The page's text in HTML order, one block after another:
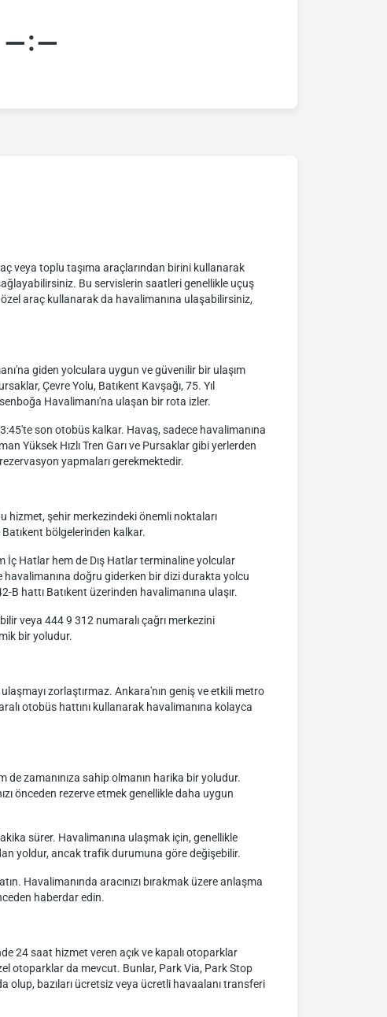
–:–
veya toplu taşıma araçlarından birini kullanarak
Bu servislerin saatleri genellikle uçuş
araç kullanarak da havalimanına ulaşabilirsiniz,
giden yolculara uygun ve güvenilir bir ulaşım
Çevre Yolu, Batıkent Kavşağı, 75. Yıl
Havalimanı'na ulaşan bir rota izler.
son otobüs kalkar. Havaş, sadece havalimanına
Yüksek Hızlı Tren Garı ve Pursaklar gibi yerlerden
yapmaları gerekmektedir.
hizmet, şehir merkezindeki önemli noktaları
Batıkent bölgelerinden kalkar.
İç Hatlar hem de Dış Hatlar terminaline yolcular
havalimanına doğru giderken bir dizi durakta yolcu
B hattı Batıkent üzerinden havalimanına ulaşır.
veya 444 9 312 numaralı çağrı merkezini
bir yoludur.
zorlaştırmaz. Ankara'nın geniş ve etkili metro
otobüs hattını kullanarak havalimanına kolayca
zamanınıza sahip olmanın harika bir yoludur.
önceden rezerve etmek genellikle daha uygun
sürer. Havalimanına ulaşmak için, genellikle
yoldur, ancak trafik durumuna göre değişebilir.
Havalimanında aracınızı bırakmak üzere anlaşma
haberdar edin.
24 saat hizmet veren açık ve kapalı otoparklar
otoparklar da mevcut. Bunlar, Park Via, Park Stop
bazıları ücretsiz veya ücretli havaalanı transferi